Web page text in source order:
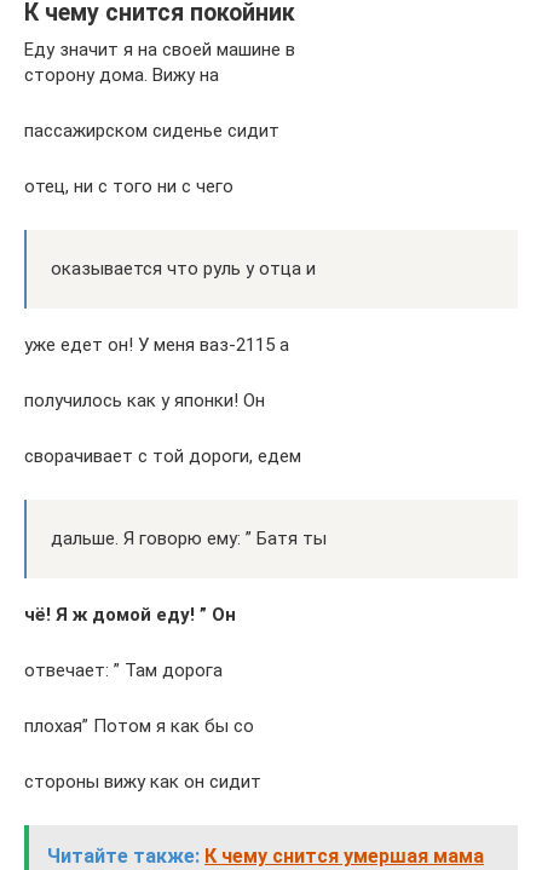
К чему снится покойник
Еду значит я на своей машине в
сторону дома. Вижу на
пассажирском сиденье сидит
отец, ни с того ни с чего
оказывается что руль у отца и
уже едет он! У меня ваз-2115 а
получилось как у японки! Он
сворачивает с той дороги, едем
дальше. Я говорю ему: ” Батя ты
чё! Я ж домой еду! ” Он
отвечает: ” Там дорога
плохая” Потом я как бы со
стороны вижу как он сидит
Читайте также: К чему снится умершая мама